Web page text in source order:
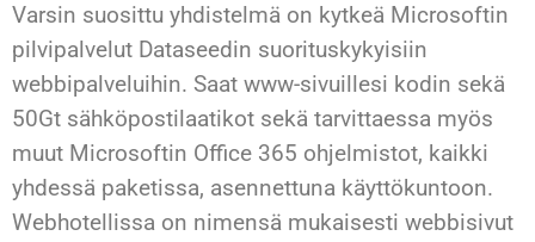
Varsin suosittu yhdistelmä on kytkeä Microsoftin
pilvipalvelut Dataseedin suorituskykyisiin
webbipalveluihin. Saat www-sivuillesi kodin sekä
50Gt sähköpostilaatikot sekä tarvittaessa myös
muut Microsoftin Office 365 ohjelmistot, kaikki
yhdessä paketissa, asennettuna käyttökuntoon.
Webhotellissa on nimensä mukaisesti webbisivut